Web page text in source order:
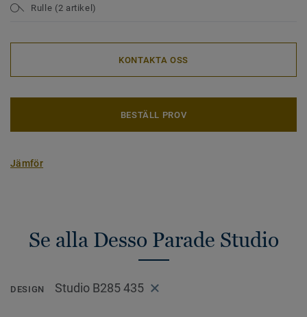
Rulle (2 artikel)
KONTAKTA OSS
BESTÄLL PROV
Jämför
Se alla Desso Parade Studio
DESIGN Studio B285 435